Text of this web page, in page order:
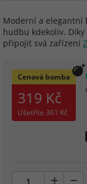
Moderní a elegantní
hudbu kdekoliv.
připojit svá zařízení
Cenová bomba
319 Kč
Ušetříte 361 Kč